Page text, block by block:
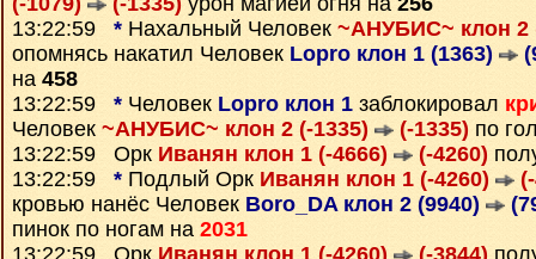
13:22:59 * Нахальный Человек ~АНУБИС~ клон 2
опомнясь накатил Человек Lopro клон 1 (1363)
на 458
13:22:59 * Человек Lopro клон 1 заблокировал
Человек ~АНУБИС~ клон 2 (-1335) (-1335) по
13:22:59 Орк Иванян клон 1 (-4666) (-4260)
13:22:59 * Подлый Орк Иванян клон 1 (-4260)
кровью нанёс Человек Boro_DA клон 2 (9940)
пинок по ногам на 2031
13:22:59 Орк Иванян клон 1 (-4260) (-3844)